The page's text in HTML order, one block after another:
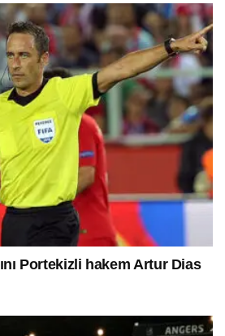
Portekizli hakem Artur Dias